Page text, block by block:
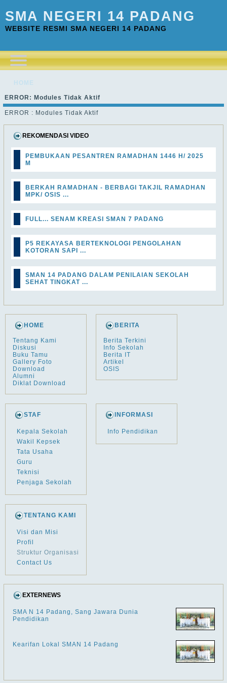
SMA NEGERI 14 PADANG
WEBSITE RESMI SMA NEGERI 14 PADANG
HOME
ERROR: Modules Tidak Aktif
ERROR : Modules Tidak Aktif
REKOMENDASI VIDEO
PEMBUKAAN PESANTREN RAMADHAN 1446 H/ 2025
M
BERKAH RAMADHAN - BERBAGI TAKJIL RAMADHAN
MPK/ OSIS ...
FULL... SENAM KREASI SMAN 7 PADANG
P5 REKAYASA BERTEKNOLOGI PENGOLAHAN
KOTORAN SAPI ...
SMAN 14 PADANG DALAM PENILAIAN SEKOLAH
SEHAT TINGKAT ...
HOME
Tentang Kami
Diskusi
Buku Tamu
Gallery Foto
Download
Alumni
Diklat Download
BERITA
Berita Terkini
Info Sekolah
Berita IT
Artikel
OSIS
STAF
Kepala Sekolah
Wakil Kepsek
Tata Usaha
Guru
Teknisi
Penjaga Sekolah
INFORMASI
Info Pendidikan
TENTANG KAMI
Visi dan Misi
Profil
Struktur Organisasi
Contact Us
EXTERNEWS
SMA N 14 Padang, Sang Jawara Dunia
Pendidikan
Kearifan Lokal SMAN 14 Padang